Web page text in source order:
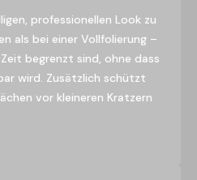
professionellen Look zu
als bei einer Vollfolierung –
begrenzt sind, ohne dass
wird. Zusätzlich schützt
vor kleineren Kratzern